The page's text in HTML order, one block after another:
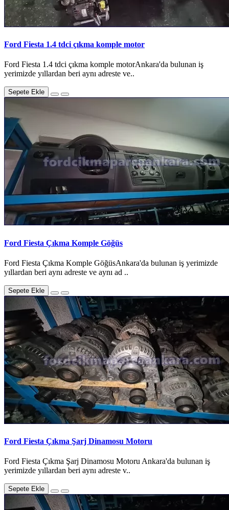
Ford Fiesta 1.4 tdci çıkma komple motor
Ford Fiesta 1.4 tdci çıkma komple motorAnkara'da bulunan iş
yerimizde yıllardan beri aynı adreste ve..
Sepete Ekle
Ford Fiesta Çıkma Komple Göğüs
Ford Fiesta Çıkma Komple GöğüsAnkara'da bulunan iş yerimizde
yıllardan beri aynı adreste ve aynı ad ..
Sepete Ekle
Ford Fiesta Çıkma Şarj Dinamosu Motoru
Ford Fiesta Çıkma Şarj Dinamosu Motoru Ankara'da bulunan iş
yerimizde yıllardan beri aynı adreste v..
Sepete Ekle